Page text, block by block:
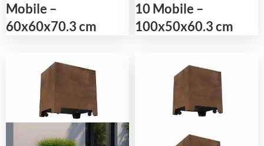
Mobile –
60x60x70.3 cm
10 Mobile –
100x50x60.3 cm